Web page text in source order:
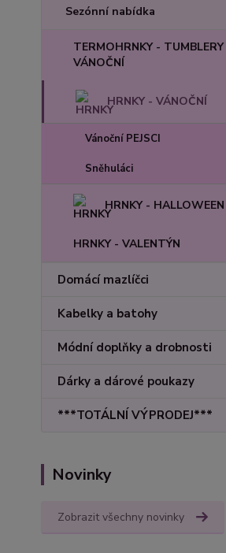
Sezónní nabídka
TERMOHRNKY - TUMBLERY
VÁNOČNÍ
HRNKY - VÁNOČNÍ
Vánoční PEJSCI
Sněhuláci
HRNKY - HALLOWEEN
HRNKY - VALENTÝN
Domácí mazlíčci
Kabelky a batohy
Módní doplňky a drobnosti
Dárky a dárové poukazy
***TOTÁLNÍ VÝPRODEJ***
Novinky
Zobrazit všechny novinky